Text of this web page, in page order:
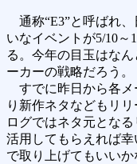
通称“E3”と呼ばれ
いなイベントが5/10
る。今年の目玉はな
ーカーの戦略だろう。
すでに昨日から各メ
り新作ネタなどもリ
ログではネタ元とな
活用してもらえれば
で取り上げてもいいか